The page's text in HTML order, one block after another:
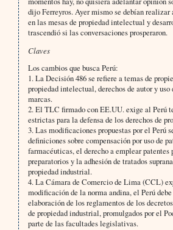
dijo Ferreyros. Ayer mismo se debían realizar
en las mesas de propiedad intelectual y
trascendió si las conversaciones prosperaron.
Claves
Los cambios que busca Perú:
1. La Decisión 486 se refiere a temas de
propiedad intelectual, derechos de autor y uso
marcas.
2. El TLC firmado con EE.UU. exige al Perú
estrictas para la defensa de los derechos de
3. Las modificaciones propuestas por el Perú
definiciones sobre compensación por uso de
farmacéuticas, el derecho a emplear patentes
preparatorios y la adhesión de tratados
propiedad industrial.
4. La Cámara de Comercio de Lima (CCL)
modificación de la norma andina, el Perú
elaboración de los reglamentos de los
de propiedad industrial, promulgados por el
parte de las facultades legislativas.